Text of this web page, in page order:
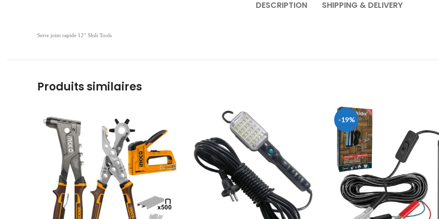
DESCRIPTION SHIPPING & DELIVERY
Serre joint rapide 12″ Shili Tools
Produits similaires
-19%